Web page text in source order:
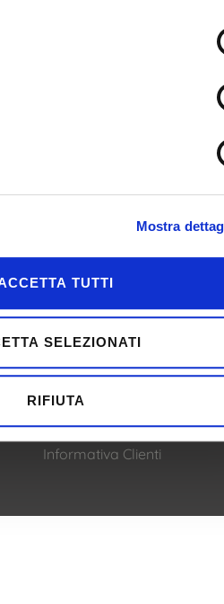
cookie presenti su questo sito.
Mostra
TUTTI
SELEZIONATI
RIFIUTA
Srl - V. 23 settembre
47921 Rimini - P.I. e C.F.
- Emailinfo@bluenext.it
-Consenso Cookie-
Informativa Clienti